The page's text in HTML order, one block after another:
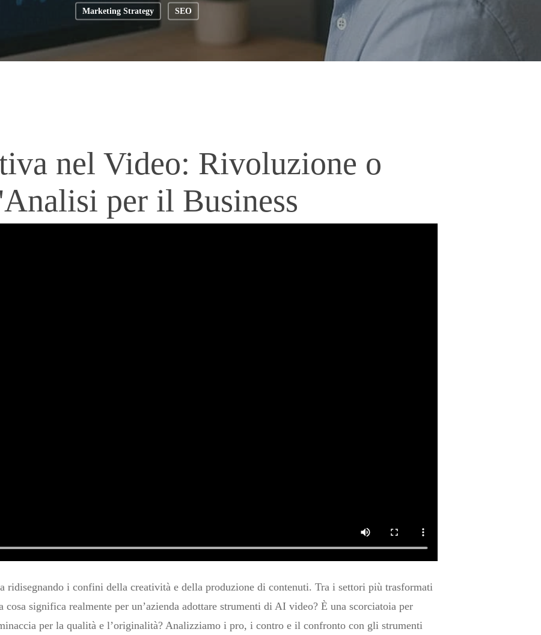
Marketing Strategy SEO
nel Video: Rivoluzione o
per il Business
ridisegnando i confini della creatività e della produzione di contenuti. Tra i settori più trasformati
cosa significa realmente per un’azienda adottare strumenti di AI video? È una scorciatoia per
per la qualità e l’originalità? Analizziamo i pro, i contro e il confronto con gli strumenti